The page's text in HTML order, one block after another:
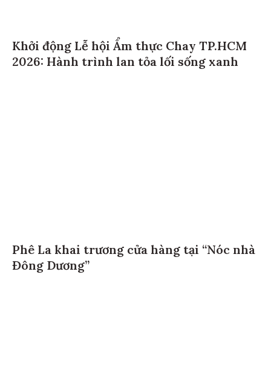
Khởi động Lễ hội Ẩm thực Chay TP.HCM
2026: Hành trình lan tỏa lối sống xanh
Phê La khai trương cửa hàng tại “Nóc nhà
Đông Dương”